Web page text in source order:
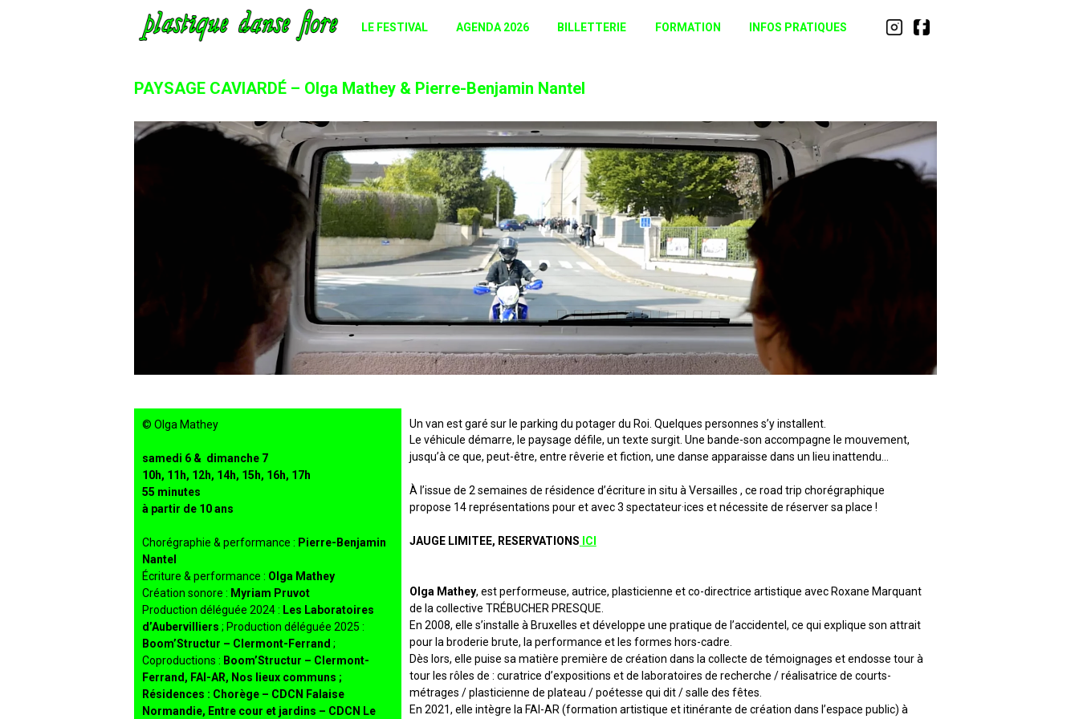
LE FESTIVAL AGENDA 2026 BILLETTERIE FORMATION INFOS PRATIQUES
PAYSAGE CAVIARDÉ – Olga Mathey & Pierre-Benjamin Nantel
© Olga Mathey
samedi 6 & dimanche 7
10h, 11h, 12h, 14h, 15h, 16h, 17h
55 minutes
à partir de 10 ans
Chorégraphie & performance : Pierre-Benjamin
Nantel
Écriture & performance : Olga Mathey
Création sonore : Myriam Pruvot
Production déléguée 2024 : Les Laboratoires
d’Aubervilliers ; Production déléguée 2025 :
Boom’Structur – Clermont-Ferrand ;
Coproductions : Boom’Structur – Clermont-
Ferrand, FAI-AR, Nos lieux communs ;
Résidences : Chorège – CDCN Falaise
Normandie, Entre cour et jardins – CDCN Le
Un van est garé sur le parking du potager du Roi. Quelques personnes s’y installent.
Le véhicule démarre, le paysage défile, un texte surgit. Une bande-son accompagne le mouvement,
jusqu’à ce que, peut-être, entre rêverie et fiction, une danse apparaisse dans un lieu inattendu…
À l’issue de 2 semaines de résidence d’écriture in situ à Versailles , ce road trip chorégraphique
propose 14 représentations pour et avec 3 spectateur·ices et nécessite de réserver sa place !
JAUGE LIMITEE, RESERVATIONS ICI
Olga Mathey, est performeuse, autrice, plasticienne et co-directrice artistique avec Roxane Marquant
de la collective TRÉBUCHER PRESQUE.
En 2008, elle s’installe à Bruxelles et développe une pratique de l’accidentel, ce qui explique son attrait
pour la broderie brute, la performance et les formes hors-cadre.
Dès lors, elle puise sa matière première de création dans la collecte de témoignages et endosse tour à
tour les rôles de : curatrice d’expositions et de laboratoires de recherche / réalisatrice de courts-
métrages / plasticienne de plateau / poétesse qui dit / salle des fêtes.
En 2021, elle intègre la FAI-AR (formation artistique et itinérante de création dans l’espace public) à